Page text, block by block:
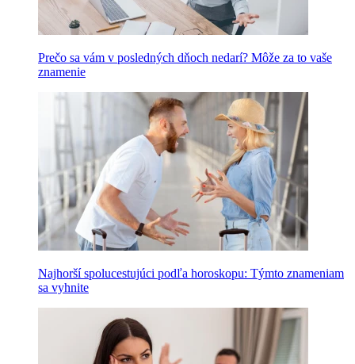
Prečo sa vám v posledných dňoch nedarí? Môže za to vaše
znamenie
Najhorší spolucestujúci podľa horoskopu: Týmto znameniam
sa vyhnite